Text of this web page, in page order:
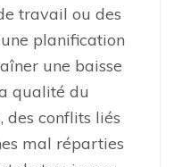
travail ou des
planification
une baisse
qualité du
conflits liés
mal réparties